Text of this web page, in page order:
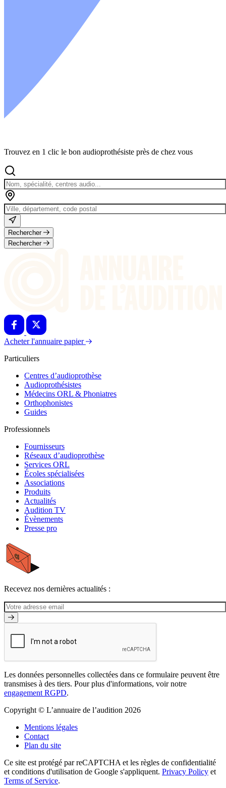
Trouvez en 1 clic le bon audioprothésiste près de chez vous
Rechercher
Rechercher
Acheter l'annuaire papier
Particuliers
Centres d’audioprothèse
Audioprothésistes
Médecins ORL & Phoniatres
Orthophonistes
Guides
Professionnels
Fournisseurs
Réseaux d’audioprothèse
Services ORL
Écoles spécialisées
Associations
Produits
Actualités
Audition TV
Évènements
Presse pro
Recevez nos dernières actualités :
Les données personnelles collectées dans ce formulaire peuvent être
transmises à des tiers. Pour plus d'informations, voir notre
engagement RGPD.
Copyright © L’annuaire de l’audition 2026
Mentions légales
Contact
Plan du site
Ce site est protégé par reCAPTCHA et les règles de confidentialité
et conditions d'utilisation de Google s'appliquent. Privacy Policy et
Terms of Service.